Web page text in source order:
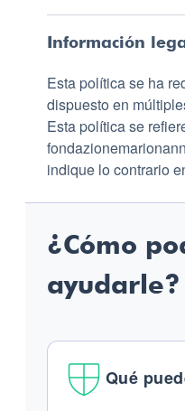
Información
Esta política se ha
dispuesto en
Esta política se
indique lo contrario
¿Cómo
ayudarle?
Qué